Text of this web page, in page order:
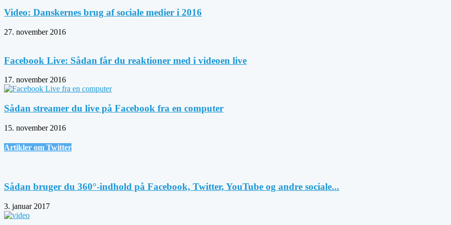
Video: Danskernes brug af sociale medier i 2016
27. november 2016
Facebook Live: Sådan får du reaktioner med i videoen live
17. november 2016
Sådan streamer du live på Facebook fra en computer
15. november 2016
Artikler om Twitter
Sådan bruger du 360°-indhold på Facebook, Twitter, YouTube og andre sociale...
3. januar 2017